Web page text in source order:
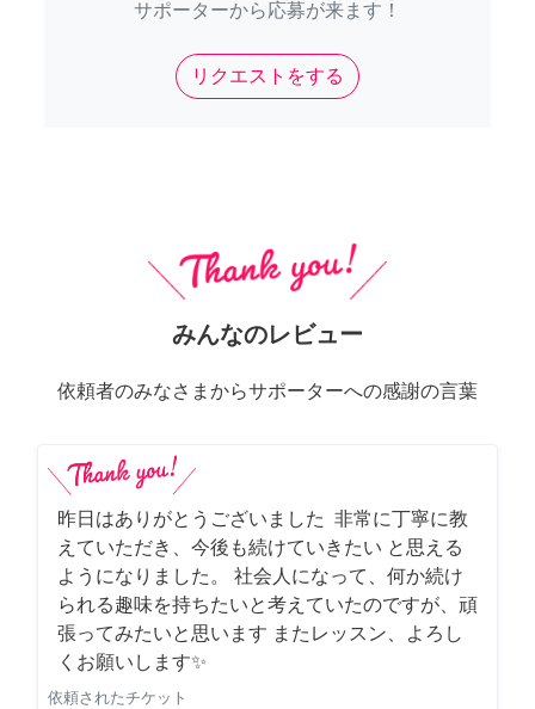
サポーターから応募が来ます！
リクエストをする
みんなのレビュー
依頼者のみなさまからサポーターへの感謝の言葉
昨日はありがとうございました 非常に丁寧に教
えていただき、今後も続けていきたい と思える
ようになりました。 社会人になって、何か続け
られる趣味を持ちたいと考えていたのですが、頑
張ってみたいと思います またレッスン、よろし
くお願いします✨
依頼されたチケット